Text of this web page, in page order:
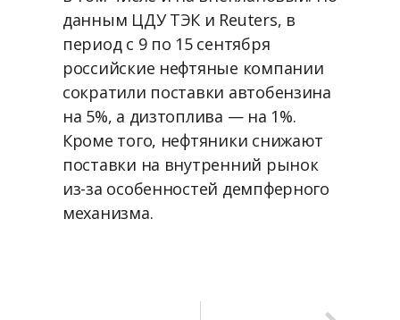
данным ЦДУ ТЭК и Reuters, в
период с 9 по 15 сентября
российские нефтяные компании
сократили поставки автобензина
на 5%, а дизтоплива — на 1%.
Кроме того, нефтяники снижают
поставки на внутренний рынок
из-за особенностей демпферного
механизма.